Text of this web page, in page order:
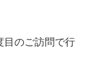
目のご訪問で行